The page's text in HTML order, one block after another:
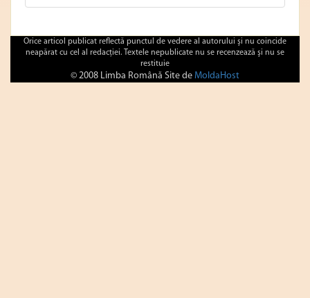
Orice articol publicat reflectă punctul de vedere al autorului şi nu coincide
neapărat cu cel al redacţiei. Textele nepublicate nu se recenzează şi nu se
restituie
© 2008 Limba Română Site de MoldaHost